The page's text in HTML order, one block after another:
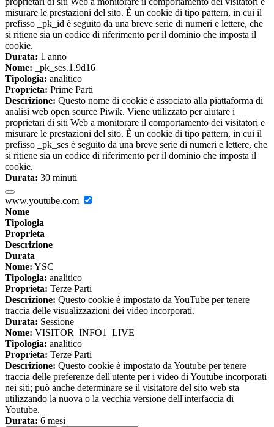
misurare le prestazioni del sito. È un cookie di tipo pattern, in cui il
prefisso _pk_id è seguito da una breve serie di numeri e lettere, che
si ritiene sia un codice di riferimento per il dominio che imposta il
cookie.
Durata: 1 anno
Nome: _pk_ses.1.9d16
Tipologia: analitico
Proprieta: Prime Parti
Descrizione: Questo nome di cookie è associato alla piattaforma di
analisi web open source Piwik. Viene utilizzato per aiutare i
proprietari di siti Web a monitorare il comportamento dei visitatori e
misurare le prestazioni del sito. È un cookie di tipo pattern, in cui il
prefisso _pk_ses è seguito da una breve serie di numeri e lettere, che
si ritiene sia un codice di riferimento per il dominio che imposta il
cookie.
Durata: 30 minuti
www.youtube.com
Nome
Tipologia
Proprieta
Descrizione
Durata
Nome: YSC
Tipologia: analitico
Proprieta: Terze Parti
Descrizione: Questo cookie è impostato da YouTube per tenere
traccia delle visualizzazioni dei video incorporati.
Durata: Sessione
Nome: VISITOR_INFO1_LIVE
Tipologia: analitico
Proprieta: Terze Parti
Descrizione: Questo cookie è impostato da Youtube per tenere
traccia delle preferenze dell'utente per i video di Youtube incorporati
nei siti; può anche determinare se il visitatore del sito web sta
utilizzando la nuova o la vecchia versione dell'interfaccia di
Youtube.
Durata: 6 mesi